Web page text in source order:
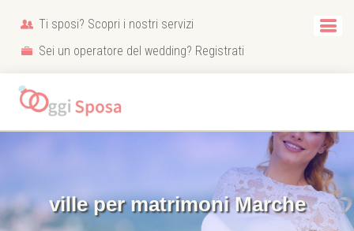
Ti sposi? Scopri i nostri servizi
Sei un operatore del wedding? Registrati
ville per matrimoni Marche